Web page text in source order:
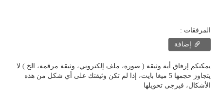
المرفقات :
إضافة
يمكنكم إرفاق أية وثيقة ( صورة، ملف إلكتروني، وثيقة مرقمة، الخ ) لا
يتجاوز حجمها 5 ميغا بايت، إذا لم تكن وثيقتك على أي شكل من هذه
الأشكال، فيرجى تحويلها